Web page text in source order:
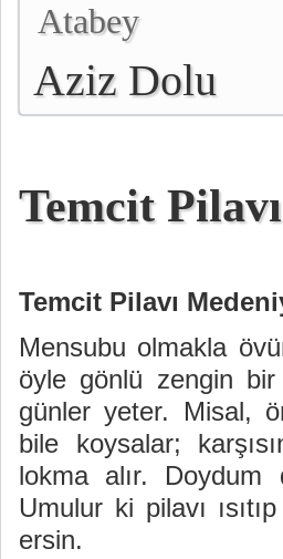
Atabey
Aziz Dolu
Temcit
Temcit Pilavı
Mensubu olmakla
öyle gönlü zengin
günler yeter. Misal,
bile koysalar;
lokma alır.
Umulur ki pilavı
ersin.